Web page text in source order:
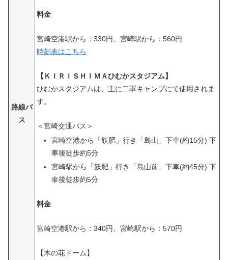
路線バ
ス
料金
宮崎空港駅から：330円、宮崎駅から：560円
時刻表はこちら
【ＫＩＲＩＳＨＩＭＡひむかスタジアム】
ひむかスタジアムは、主に二軍キャンプにて使用されま
す。
＜宮崎交通バス＞
宮崎空港から「飫肥」行き「島山」下車(約15分) 下
車後徒歩約5分
宮崎駅から「飫肥」行き「島山前」下車(約45分) 下
車後徒歩約5分
料金
宮崎空港駅から：340円、宮崎駅から：570円
【木の花ドーム】